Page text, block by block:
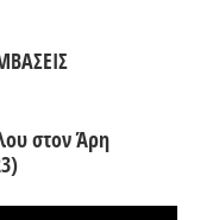
στον Άρη